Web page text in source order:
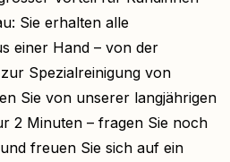
Sie erhalten alle
einer Hand – von der
Spezialreinigung von
Sie von unserer langjährigen
2 Minuten – fragen Sie noch
freuen Sie sich auf ein